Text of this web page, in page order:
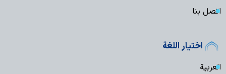
اتصل بنا
اختيار اللغة
العربية